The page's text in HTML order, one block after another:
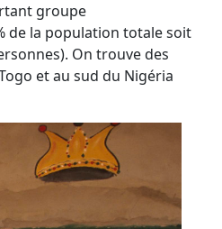
groupe
de la population totale soit
On trouve des
et au sud du Nigéria